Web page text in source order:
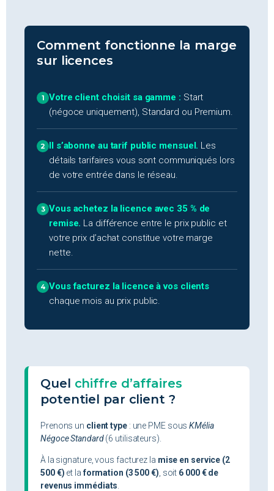
Comment fonctionne la marge
sur licences
1 Votre client choisit sa gamme : Start
(négoce uniquement), Standard ou Premium.
2 Il s’abonne au tarif public mensuel. Les
détails tarifaires vous sont communiqués lors
de votre entrée dans le réseau.
3 Vous achetez la licence avec 35 % de
remise. La différence entre le prix public et
votre prix d’achat constitue votre marge
nette.
4 Vous facturez la licence à vos clients
chaque mois au prix public.
Quel chiffre d’affaires
potentiel par client ?
Prenons un client type: une PME sousKMélia
Négoce Standard(6 utilisateurs).
À la signature, vous facturez la mise en service (2
500 €) et laformation (3 500 €) , soit 6 000 € de
revenus immédiats